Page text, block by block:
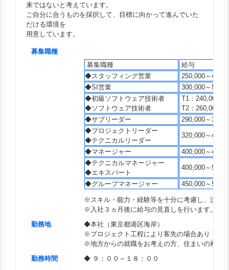
来ではないと考えています。
ご自分に合うものを採択して、目標に向かって進んでいた
だける環境を
用意しています。
募集職種
募集職種
給与
◆スタッフィング営業
250,000～
◆SI営業
300,000～
◆初級ソフトウェア技術者
◆ソフトウェア技術者
T1：240,000～
T2：260,000～
◆サブリーダー
290,000～
◆プロジェクトリーダー
◆テクニカルリーダー
320,000～
◆マネージャー
400,000～
◆テクニカルマネージャー
◆エキスパート
400,000～
◆グループマネージャー 450,000～
※スキル・能力・経験等を十分に考慮し、決定
※入社３ヵ月後に給与の見直しを行います。
勤務地
◆本社（東京都港区海岸）
※プロジェクト工程により客先の場合あり
※地方からの就職をお考えの方、住まいの相談
勤務時間
◆ ９：００～１８：００